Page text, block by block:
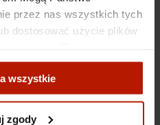
przez nas wszystkich tych
dostosować użycie plików
w naszej Polityce
wszystkie
zgody
Paweł Kowalewski - Ja
2 490,00 zł